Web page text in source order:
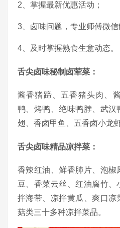
2、掌握最新优惠活动；
3、卤味问题，专业师傅微信
4、及时掌握熟食生意动态。
舌尖卤味秘制卤荤菜：
酱香猪蹄、五香猪头肉、
鸭、烤鸭、绝味鸭脖、武
翅、香卤甲鱼、五香卤小龙
舌尖卤味精品凉拌菜：
香辣红油、鲜香肺片、泡
豆、香菜云丝、红油腐竹
拌海带、凉拌黄瓜、爽口
菇类三十多种凉拌菜品。